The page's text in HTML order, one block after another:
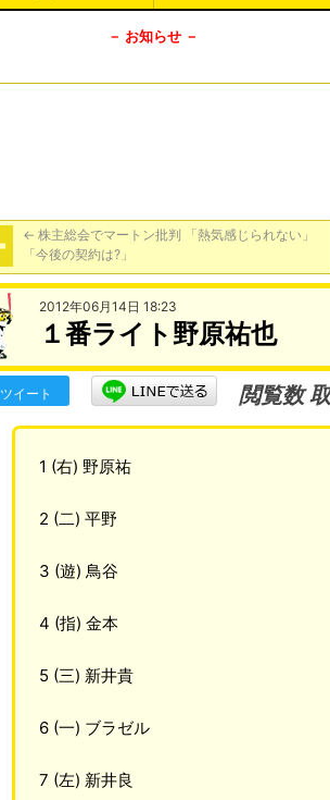
－ お知らせ －
← 株主総会でマートン批判 「熱気感じられない」
「今後の契約は?」
2012年06月14日 18:23
１番ライト野原祐也
ツイート 閲覧数
1 (右) 野原祐
2 (二) 平野
3 (遊) 鳥谷
4 (指) 金本
5 (三) 新井貴
6 (一) ブラゼル
7 (左) 新井良